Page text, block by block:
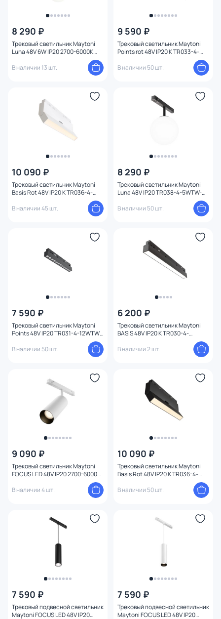
8 290 ₽
Трековый светильник Maytoni
Luna 48V 6W IP20 2700-6000K
В наличии 13 шт.
9 590 ₽
Трековый светильник Maytoni
Points rot 48V IP20 K TR033-4-
В наличии 50 шт.
10 090 ₽
Трековый светильник Maytoni
Basis Rot 48V IP20 K TR036-4-
В наличии 45 шт.
8 290 ₽
Трековый светильник Maytoni
Luna 48V IP20 TR038-4-5WTW-
В наличии 50 шт.
7 590 ₽
Трековый светильник Maytoni
Points 48V IP20 TR031-4-12WTW-
В наличии 50 шт.
6 200 ₽
Трековый светильник Maytoni
BASIS 48V IP20 K TR030-4-
В наличии 2 шт.
9 090 ₽
Трековый светильник Maytoni
FOCUS LED 48V IP20 2700-6000K
В наличии 4 шт.
10 090 ₽
Трековый светильник Maytoni
Basis Rot 48V IP20 K TR036-4-
В наличии 50 шт.
7 590 ₽
Трековый подвесной светильник
Maytoni FOCUS LED 48V IP20
7 590 ₽
Трековый подвесной светильник
Maytoni FOCUS LED 48V IP20